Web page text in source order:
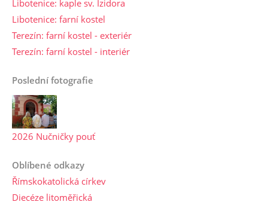
Libotenice: kaple sv. Izidora
Libotenice: farní kostel
Terezín: farní kostel - exteriér
Terezín: farní kostel - interiér
Poslední fotografie
2026 Nučničky pouť
Oblíbené odkazy
Římskokatolická církev
Diecéze litoměřická